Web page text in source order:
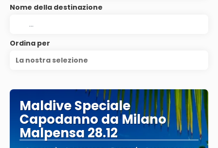
Nome della destinazione
Ordina per
La nostra selezione
Maldive Speciale
Capodanno da Milano
Malpensa 28.12